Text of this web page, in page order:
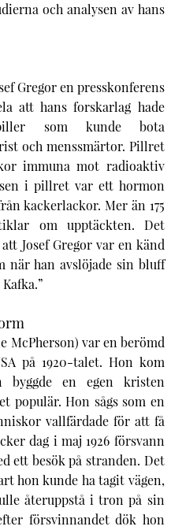
och analysen av hans
Gregor en presskonferens
att hans forskarlag hade
som kunde bota
och menssmärtor. Pillret
immuna mot radioaktiv
i pillret var ett hormon
kackerlackor. Mer än 175
om upptäckten. Det
Josef Gregor var en känd
när han avslöjade sin bluff
McPherson) var en berömd
på 1920-talet. Hon kom
byggde en egen kristen
populär. Hon sågs som en
vallfärdade för att få
dag i maj 1926 försvann
ett besök på stranden. Det
hon kunde ha tagit vägen,
återuppstå i tron på sin
försvinnandet dök hon